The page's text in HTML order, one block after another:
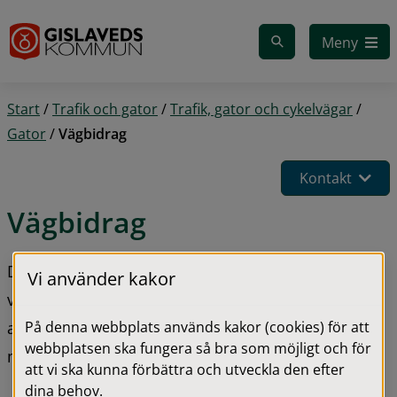
Meny
Start/Trafik och gator/Trafik, gator och cykelvägar/
Gator/Vägbidrag
Kontakt
Vägbidrag
Den största delen av Sveriges vägnät är enskilda
vägar. Här är det inte staten eller kommunen som
ansvarar för väghållningen utan enskilda
markägare eller organisationer.
Vi använder kakor
På denna webbplats används kakor (cookies) för att
webbplatsen ska fungera så bra som möjligt och för
att vi ska kunna förbättra och utveckla den efter
dina behov.